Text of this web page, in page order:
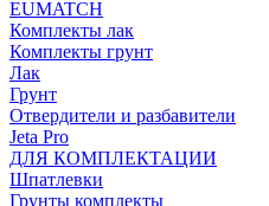
EUMATCH
Комплекты лак
Комплекты грунт
Лак
Грунт
Отвердители и разбавители
Jeta Pro
ДЛЯ КОМПЛЕКТАЦИИ
Шпатлевки
Грунты комплекты